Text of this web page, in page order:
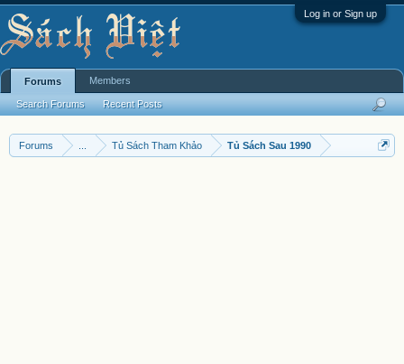
Log in or Sign up
Forums Tủ Sách Tham Khảo Tủ Sách Sau 1990
Forums
Search Forums Recent Posts
Members